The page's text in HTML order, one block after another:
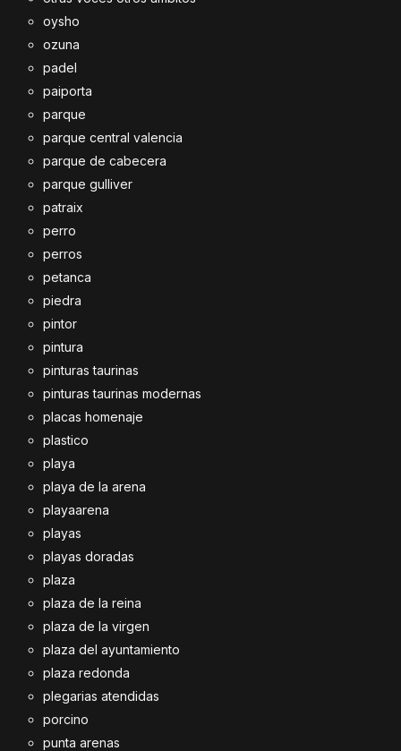
oysho
ozuna
padel
paiporta
parque
parque central valencia
parque de cabecera
parque gulliver
patraix
perro
perros
petanca
piedra
pintor
pintura
pinturas taurinas
pinturas taurinas modernas
placas homenaje
plastico
playa
playa de la arena
playaarena
playas
playas doradas
plaza
plaza de la reina
plaza de la virgen
plaza del ayuntamiento
plaza redonda
plegarias atendidas
porcino
punta arenas